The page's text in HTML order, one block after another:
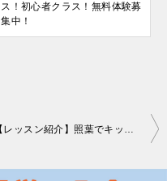
ス！初心者クラス！無料体験募
集中！
【レッスン紹介】照葉でキッズ・小学生ダンスを新規開講！基礎を楽しく！KOZUE先生の無料体験募集中